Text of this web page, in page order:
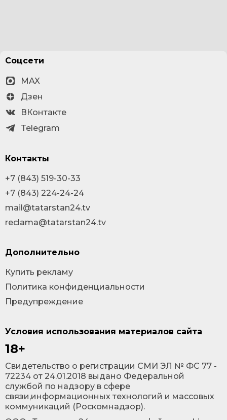
Условия использования материалов сайта
18+
Cвидетельство о регистрации СМИ ЭЛ № ФС 77 -
72234 от 24.01.2018 выдано Федеральной
службой по надзору в сфере
связи,информационных технологий и массовых
коммуникаций (Роскомнадзор).
Соцсети
MAX
Дзен
ВКонтакте
Telegram
Контакты
+7 (843) 519-30-33
+7 (843) 224-24-24
mail@tatarstan24.tv
reclama@tatarstan24.tv
Дополнительно
Купить рекламу
Политика конфиденциальности
Предупреждение